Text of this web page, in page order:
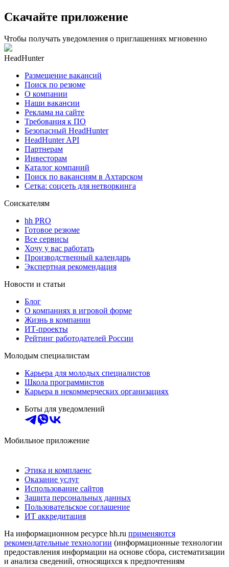
Скачайте приложение
Чтобы получать уведомления о приглашениях мгновенно
HeadHunter
Размещение вакансий
Поиск по резюме
О компании
Наши вакансии
Реклама на сайте
Требования к ПО
Безопасный HeadHunter
HeadHunter API
Партнерам
Инвесторам
Каталог компаний
Поиск по вакансиям в Ахтарском
Сетка: соцсеть для нетворкинга
Соискателям
hh PRO
Готовое резюме
Все сервисы
Хочу у вас работать
Производственный календарь
Экспертная рекомендация
Новости и статьи
Блог
О компаниях в игровой форме
Жизнь в компании
ИТ-проекты
Рейтинг работодателей России
Молодым специалистам
Карьера для молодых специалистов
Школа программистов
Карьера в некоммерческих организациях
Боты для уведомлений
Мобильное приложение
Этика и комплаенс
Оказание услуг
Использование сайтов
Защита персональных данных
Пользовательское соглашение
ИТ аккредитация
На информационном ресурсе hh.ru применяются
рекомендательные технологии (информационные технологии
предоставления информации на основе сбора, систематизации
и анализа сведений, относящихся к предпочтениям